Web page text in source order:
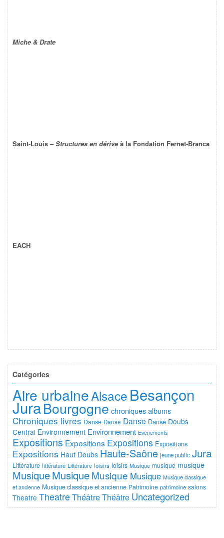
Miche & Drate
Saint-Louis –Structures en dérive à la Fondation Fernet-Branca
EACH
Catégories
Aire urbaineAlsace Besançon
JuraBourgogne chroniques albums
Chroniques livres Danse Danse Danse Danse Doubs
Central Environnement Environnement Evénements
Expositions Expositions Expositions Expositions
Expositions Haut Doubs Haute-Saône jeune public Jura
Littérature littérature Littérature loisirs loisirs Musique musique musique
MusiqueMusiqueMusique Musique Musique classique
et ancienne Musique classique et ancienne Patrimoine patrimoine salons
Theatre Theatre ThéâtreThéâtre Uncategorized